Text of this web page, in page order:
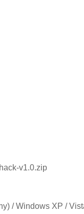
v1.0.zip
/ Windows XP /